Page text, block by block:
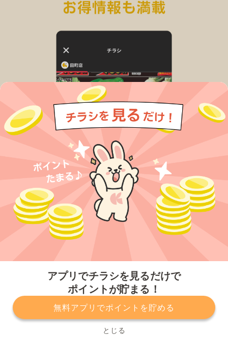
アプリでチラシを見るだけで
ポイントが貯まる！
無料アプリでポイントを貯める
とじる
プライバシーポリシー 利用規約
運営会社
サービスに関してのお問い合わせ